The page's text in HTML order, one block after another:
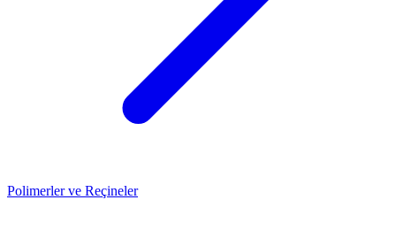
Polimerler ve Reçineler